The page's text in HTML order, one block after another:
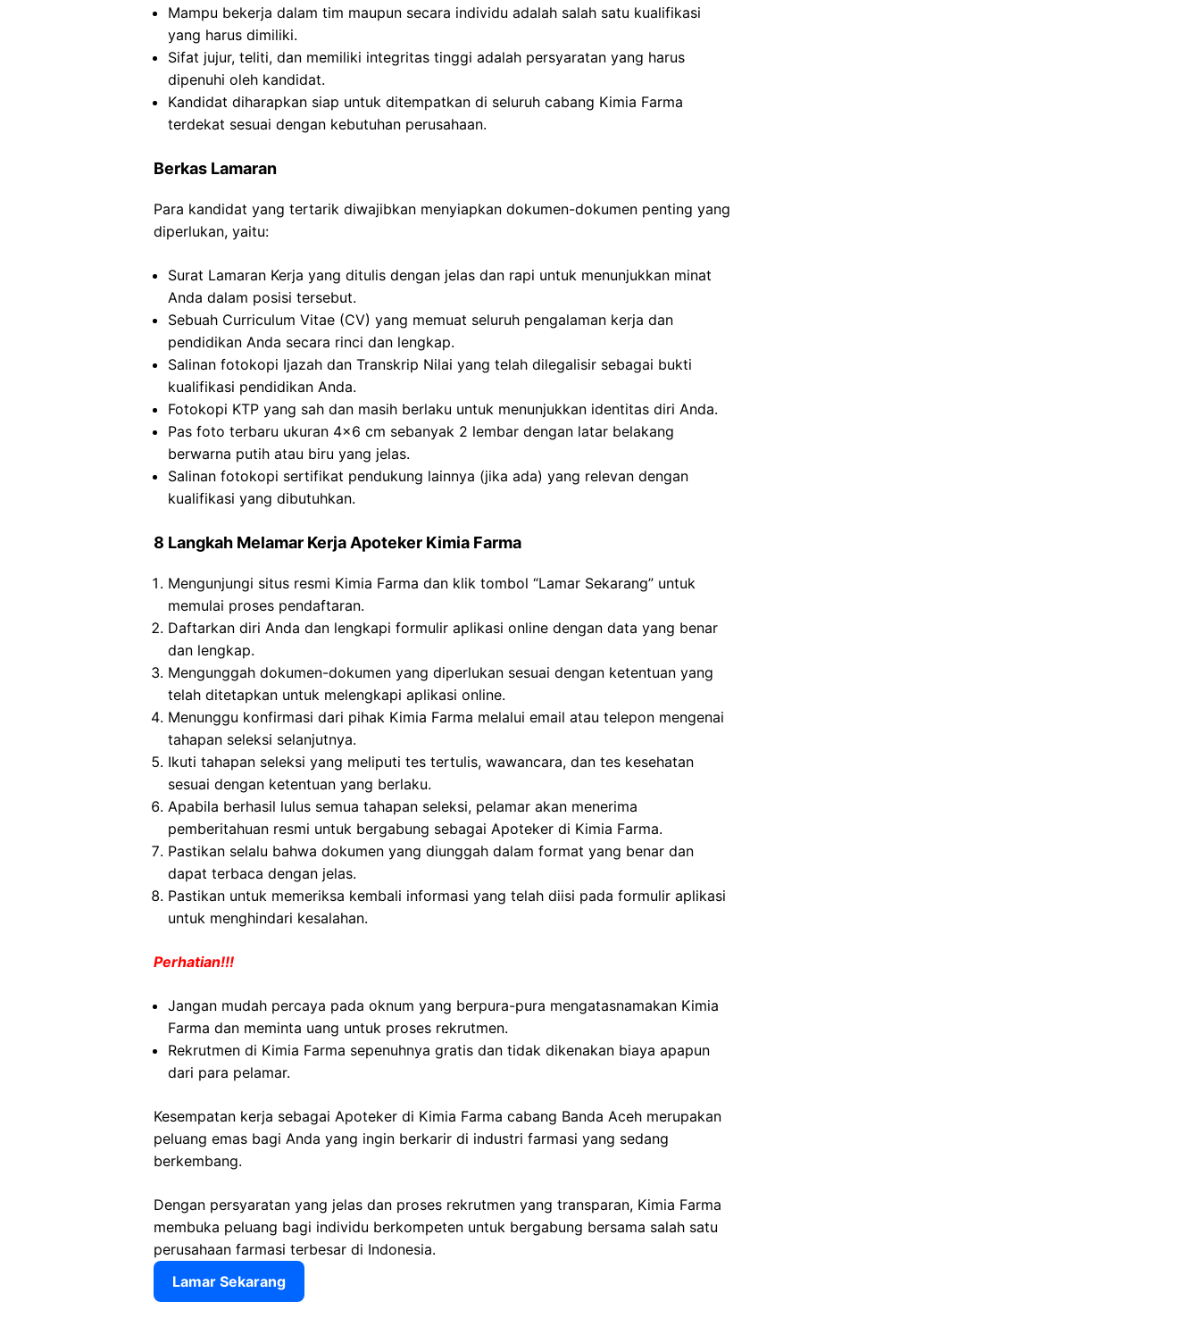
Mampu bekerja dalam tim maupun secara individu adalah salah satu kualifikasi
yang harus dimiliki.
Sifat jujur, teliti, dan memiliki integritas tinggi adalah persyaratan yang harus
dipenuhi oleh kandidat.
Kandidat diharapkan siap untuk ditempatkan di seluruh cabang Kimia Farma
terdekat sesuai dengan kebutuhan perusahaan.
Berkas Lamaran
Para kandidat yang tertarik diwajibkan menyiapkan dokumen-dokumen penting yang
diperlukan, yaitu:
Surat Lamaran Kerja yang ditulis dengan jelas dan rapi untuk menunjukkan minat
Anda dalam posisi tersebut.
Sebuah Curriculum Vitae (CV) yang memuat seluruh pengalaman kerja dan
pendidikan Anda secara rinci dan lengkap.
Salinan fotokopi Ijazah dan Transkrip Nilai yang telah dilegalisir sebagai bukti
kualifikasi pendidikan Anda.
Fotokopi KTP yang sah dan masih berlaku untuk menunjukkan identitas diri Anda.
Pas foto terbaru ukuran 4×6 cm sebanyak 2 lembar dengan latar belakang
berwarna putih atau biru yang jelas.
Salinan fotokopi sertifikat pendukung lainnya (jika ada) yang relevan dengan
kualifikasi yang dibutuhkan.
8 Langkah Melamar Kerja Apoteker Kimia Farma
Mengunjungi situs resmi Kimia Farma dan klik tombol “Lamar Sekarang” untuk
memulai proses pendaftaran.
Daftarkan diri Anda dan lengkapi formulir aplikasi online dengan data yang benar
dan lengkap.
Mengunggah dokumen-dokumen yang diperlukan sesuai dengan ketentuan yang
telah ditetapkan untuk melengkapi aplikasi online.
Menunggu konfirmasi dari pihak Kimia Farma melalui email atau telepon mengenai
tahapan seleksi selanjutnya.
Ikuti tahapan seleksi yang meliputi tes tertulis, wawancara, dan tes kesehatan
sesuai dengan ketentuan yang berlaku.
Apabila berhasil lulus semua tahapan seleksi, pelamar akan menerima
pemberitahuan resmi untuk bergabung sebagai Apoteker di Kimia Farma.
Pastikan selalu bahwa dokumen yang diunggah dalam format yang benar dan
dapat terbaca dengan jelas.
Pastikan untuk memeriksa kembali informasi yang telah diisi pada formulir aplikasi
untuk menghindari kesalahan.
Perhatian!!!
Jangan mudah percaya pada oknum yang berpura-pura mengatasnamakan Kimia
Farma dan meminta uang untuk proses rekrutmen.
Rekrutmen di Kimia Farma sepenuhnya gratis dan tidak dikenakan biaya apapun
dari para pelamar.
Kesempatan kerja sebagai Apoteker di Kimia Farma cabang Banda Aceh merupakan
peluang emas bagi Anda yang ingin berkarir di industri farmasi yang sedang
berkembang.
Dengan persyaratan yang jelas dan proses rekrutmen yang transparan, Kimia Farma
membuka peluang bagi individu berkompeten untuk bergabung bersama salah satu
perusahaan farmasi terbesar di Indonesia.
Lamar Sekarang